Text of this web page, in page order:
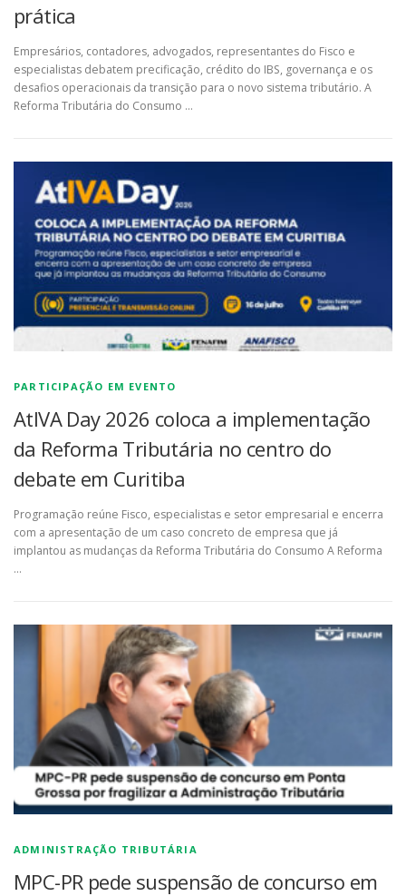
prática
Empresários, contadores, advogados, representantes do Fisco e
especialistas debatem precificação, crédito do IBS, governança e os
desafios operacionais da transição para o novo sistema tributário. A
Reforma Tributária do Consumo …
PARTICIPAÇÃO EM EVENTO
AtIVA Day 2026 coloca a implementação
da Reforma Tributária no centro do
debate em Curitiba
Programação reúne Fisco, especialistas e setor empresarial e encerra
com a apresentação de um caso concreto de empresa que já
implantou as mudanças da Reforma Tributária do Consumo A Reforma
…
ADMINISTRAÇÃO TRIBUTÁRIA
MPC-PR pede suspensão de concurso em